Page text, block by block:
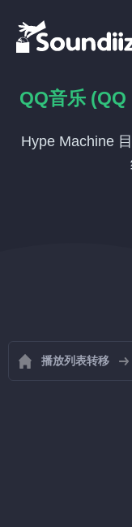
QQ音乐
Hype Machine
播放列表转移